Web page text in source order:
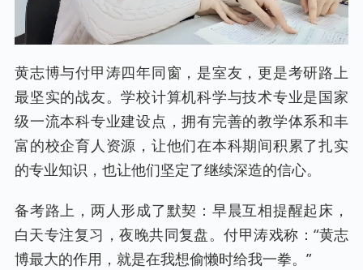
黄志博与付甲涛四年同窗，是室友，更是考研路上
最坚实的战友。学校计算机科学与技术专业是国家
级一流本科专业建设点，拥有完善的教学体系和丰
富的校企育人资源，让他们在本科期间积累了扎实
的专业知识，也让他们坚定了继续深造的信心。
备考路上，两人形成了默契：早晨互相提醒起床，
白天专注复习，夜晚共同复盘。付甲涛戏称：“黄志
博最大的作用，就是在我想偷懒时给我一拳。”